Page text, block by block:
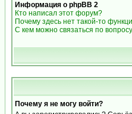
Информация о phpBB 2
Кто написал этот форум?
Почему здесь нет такой-то
С кем можно связаться по
Почему я не могу войти?